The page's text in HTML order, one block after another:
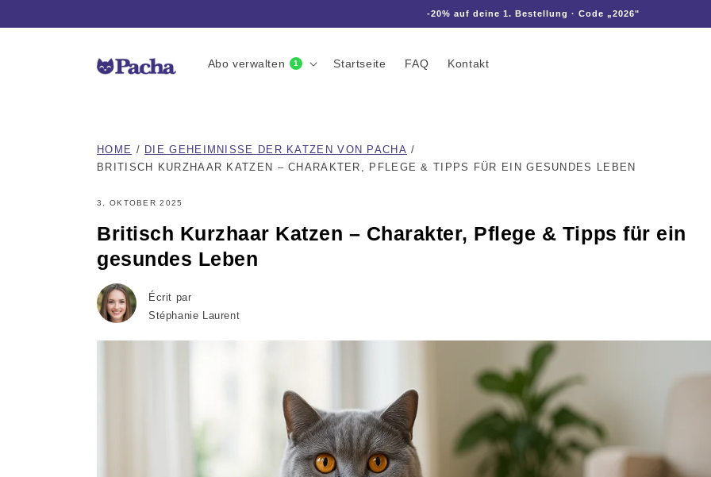
Inhalt
-20% auf deine 1. Bestellung · Code „2026"
Abo verwalten 1 Startseite FAQ Kontakt
HOME / DIE GEHEIMNISSE DER KATZEN VON PACHA /
BRITISCH KURZHAAR KATZEN – CHARAKTER, PFLEGE & TIPPS FÜR EIN GESUNDES LEBEN
3. OKTOBER 2025
Britisch Kurzhaar Katzen – Charakter, Pflege & Tipps für ein
gesundes Leben
Écrit par
Stéphanie Laurent